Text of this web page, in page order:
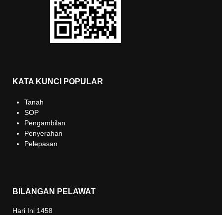
KATA KUNCI POPULAR
Tanah
SOP
Pengambilan
Penyerahan
Pelepasan
BILANGAN PELAWAT
Hari Ini 1458